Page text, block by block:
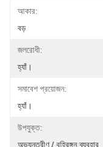
আকার:
বড়
জলরোধী:
হ্যাঁ।
সমাবেশ প্রয়োজন:
হ্যাঁ।
উপযুক্ত:
অভ্যন্তরীণ / বহিরঙ্গন ব্যবহার